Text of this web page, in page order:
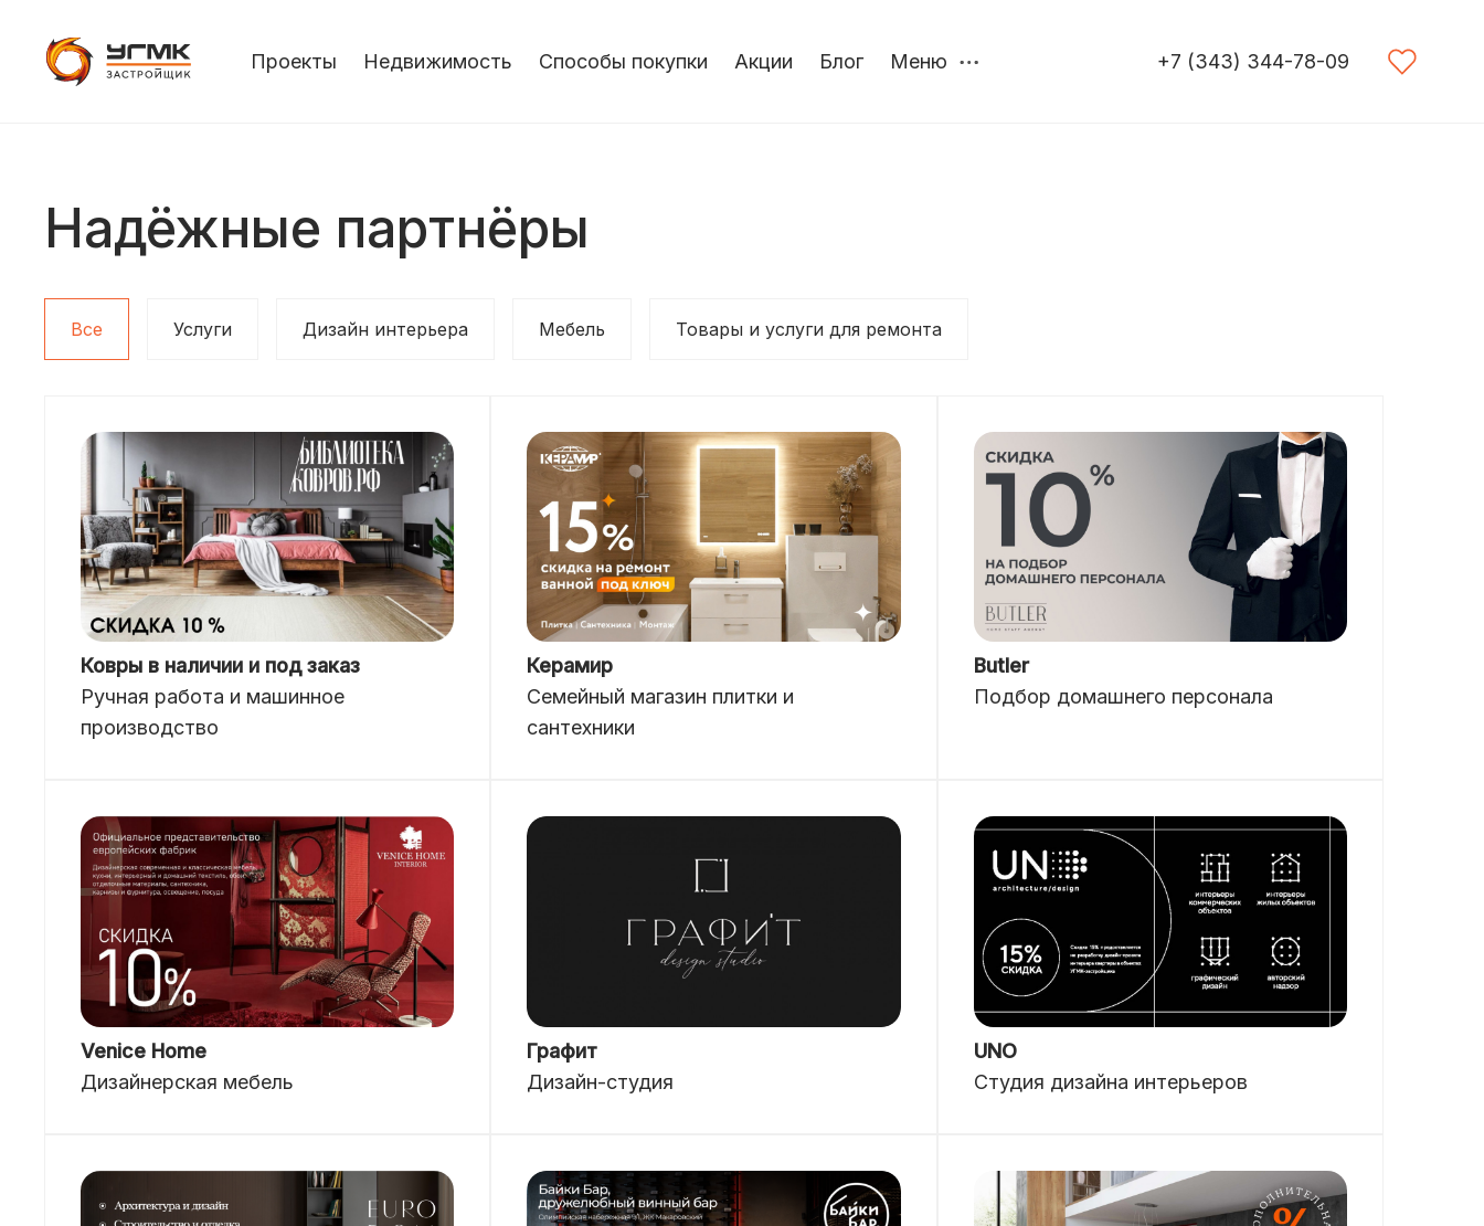
Проекты Недвижимость Способы покупки Акции Блог Меню +7 (343) 344-78-09
Надёжные партнёры
Все Услуги Дизайн интерьера Мебель Товары и услуги для ремонта
Ковры в наличии и под заказ
Ручная работа и машинное
производство
Керамир
Семейный магазин плитки и
сантехники
Butler
Подбор домашнего персонала
Venice Home
Дизайнерская мебель
Графит
Дизайн-студия
UNO
Студия дизайна интерьеров